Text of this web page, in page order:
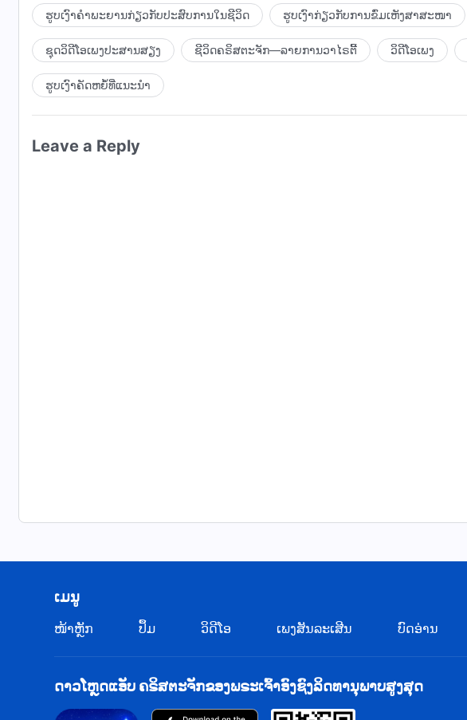
ຮູບເງົາຄຳພະຍານກ່ຽວກັບປະສົບການໃນຊີວິດ ຮູບເງົາກ່ຽວກັບການຂົ່ມເຫັງສາສະໜາ
ຊຸດວິດີໂອເພງປະສານສຽງ ຊີວິດຄຣິສຕະຈັກ—ລາຍການວາໄຣຕີ້ ວິດີໂອເພງ
ຮູບເງົາຄັດຫຍໍ້ທີ່ແນະນໍາ
Leave a Reply
​ເມ​ນູ
​ໜ້າຫຼັກ ປຶ້ມ ວິ​ດີ​ໂອ ເພງສັນລະເສີນ ບົດອ່ານ
ດາວໂຫຼດແອັບ ຄຣິສຕະຈັກຂອງພຣະເຈົ້າອົງຊົງລິດທານຸພາບສູງສຸດ